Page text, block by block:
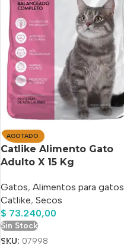
AGOTADO
Catlike Alimento Gato
Adulto X 15 Kg
Gatos, Alimentos para gatos
Catlike, Secos
$ 73.240,00
Sin Stock
SKU: 07998